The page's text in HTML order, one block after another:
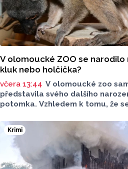
V olomoucké ZOO se
kluk nebo holčička?
včera 13:44 V olomoucké zoo
představila svého dalšího
potomka. Vzhledem k tomu, že
hnědé, případně hnědošedé,
zbarvením hlavy.
Krimi